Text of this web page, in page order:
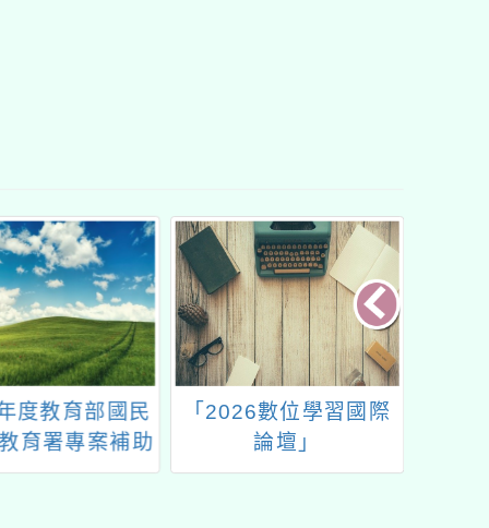
度教育部國民
育署專案補助
學教育計畫案
「2026數位學習國際
論壇」